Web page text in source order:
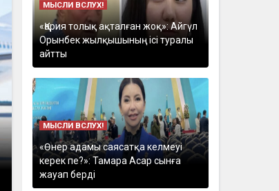
МЫСЛИ ВСЛУХ!
«Қария толық ақталған жоқ»: Айгүл
Орынбек жылқышының ісі туралы
айтты
МЫСЛИ ВСЛУХ!
«Өнер адамы саясатқа келмеуі
керек пе?»: Тамара Асар сынға
жауап берді